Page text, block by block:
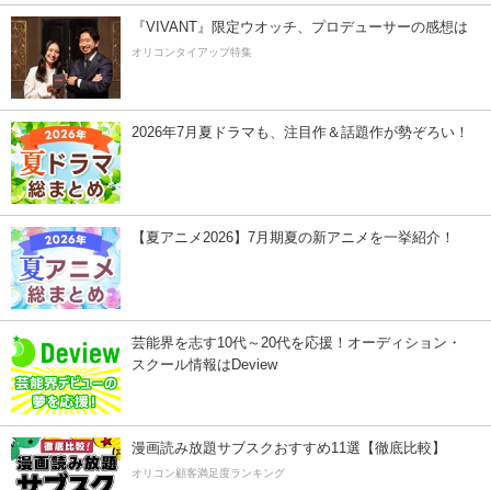
『VIVANT』限定ウオッチ、プロデューサーの感想は
オリコンタイアップ特集
2026年7月夏ドラマも、注目作＆話題作が勢ぞろい！
【夏アニメ2026】7月期夏の新アニメを一挙紹介！
芸能界を志す10代～20代を応援！オーディション・
スクール情報はDeview
漫画読み放題サブスクおすすめ11選【徹底比較】
オリコン顧客満足度ランキング